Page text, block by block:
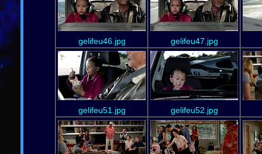
gelifeu46.jpg gelifeu47.jpg
gelifeu51.jpg gelifeu52.jpg